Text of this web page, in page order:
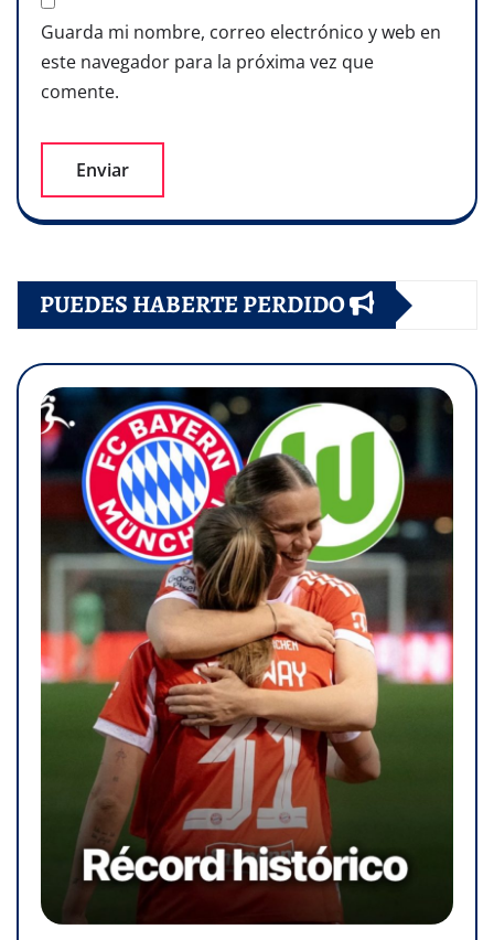
Guarda mi nombre, correo electrónico y web en
este navegador para la próxima vez que
comente.
PUEDES HABERTE PERDIDO